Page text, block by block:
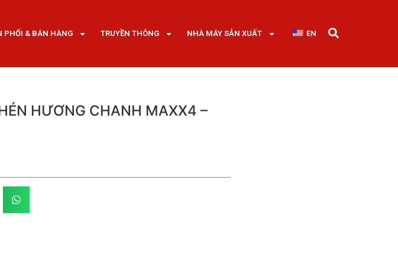
PHỐI & BÁN HÀNG TRUYỀN THÔNG NHÀ MÁY SẢN XUẤT EN
HƯƠNG CHANH MAXX4 –